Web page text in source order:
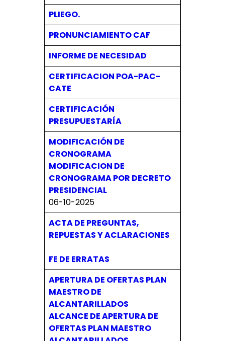
PLIEGO.
PRONUNCIAMIENTO CAF
INFORME DE NECESIDAD
CERTIFICACION POA-PAC-
CATE
CERTIFICACIÓN
PRESUPUESTARÍA
MODIFICACIÓN DE
CRONOGRAMA
MODIFICACION DE
CRONOGRAMA POR DECRETO
PRESIDENCIAL
06-10-2025
ACTA DE PREGUNTAS,
REPUESTAS Y ACLARACIONES
FE DE ERRATAS
APERTURA DE OFERTAS PLAN
MAESTRO DE
ALCANTARILLADOS
ALCANCE DE APERTURA DE
OFERTAS PLAN MAESTRO